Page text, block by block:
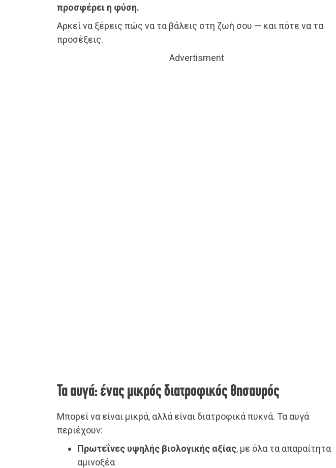
προσφέρει η φύση.
Αρκεί να ξέρεις πώς να τα βάλεις στη ζωή σου — και πότε να τα
προσέξεις.
Advertisment
Τα αυγά: ένας μικρός διατροφικός θησαυρός
Μπορεί να είναι μικρά, αλλά είναι διατροφικά πυκνά. Τα αυγά
περιέχουν:
Πρωτεΐνες υψηλής βιολογικής αξίας, με όλα τα απαραίτητα
αμινοξέα